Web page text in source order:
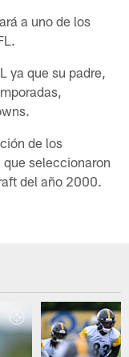
a uno de los
ya que su padre,
de los
que seleccionaron
del año 2000.